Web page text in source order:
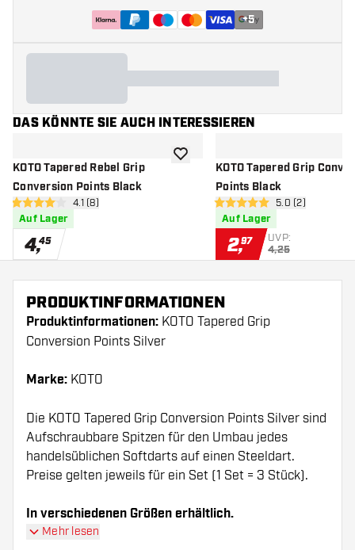
+5
DAS KÖNNTE SIE AUCH INTERESSIEREN
KOTO Tapered Rebel Grip
Conversion Points Black
Bewertungsbereich öffnen
4.1 Bewertungssterne
4.1 (8)
Auf Lager
4,45
Zur Wunschliste hinzufügen
KOTO Tapered Grip
Points Black
5 Bewertungssterne
5.0 (2)
Auf Lager
2,97 UVP:
4,25
PRODUKTINFORMATIONEN
Produktinformationen: KOTO Tapered Grip
Conversion Points Silver
Marke: KOTO
Die KOTO Tapered Grip Conversion Points Silver sind
Aufschraubbare Spitzen für den Umbau jedes
handelsüblichen Softdarts auf einen Steeldart.
Preise gelten jeweils für ein Set (1 Set = 3 Stück).
In verschiedenen Größen erhältlich.
Mehr lesen